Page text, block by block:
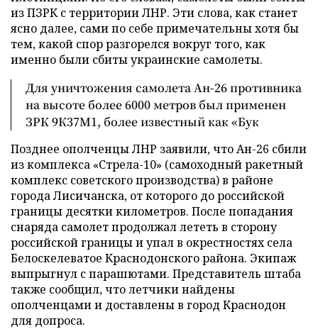
из ПЗРК с территории ЛНР. Эти слова, как станет
ясно далее, сами по себе примечательны хотя бы
тем, какой спор разгорелся вокруг того, как
именно были сбиты украинские самолеты.
Для уничтожения самолета Ан-26 противника
на высоте более 6000 метров был применен
ЗРК 9К37М1, более известный как «Бук
Позднее ополченцы ЛНР заявили, что Ан-26 сбили
из комплекса «Стрела-10» (самоходный ракетный
комплекс советского производства) в районе
города Лисичанска, от которого до российской
границы десятки километров. После попадания
снаряда самолет продолжал лететь в сторону
российской границы и упал в окрестностях села
Белоскелеватое Краснодонского района. Экипаж
выпрыгнул с парашютами. Представитель штаба
также сообщил, что летчики найдены
ополченцами и доставлены в город Краснодон
для допроса.